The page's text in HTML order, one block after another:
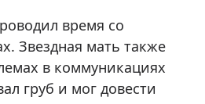
время со
Звездная мать также
в коммуникациях
груб и мог довести